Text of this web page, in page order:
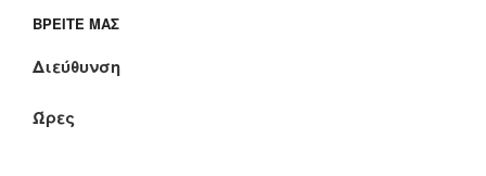
ΒΡΕΊΤΕ ΜΑΣ
Διεύθυνση
Ώρες